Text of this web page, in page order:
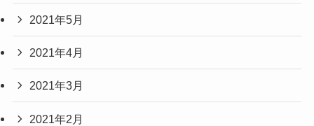
2021年5月
2021年4月
2021年3月
2021年2月